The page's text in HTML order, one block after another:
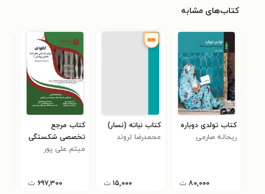
کتاب‌های مشابه
کتاب تولدی دوباره
ریحانه صارمی
۸۰,۰۰۰ ت
کتاب نباته (نسار)
محمدرضا لروند
۱۵,۰۰۰ ت
کتاب مرجع
تخصصی شکستگی
های اندام تحتانی
میثم علی پور
۶۹۷,۳۰۰ ت